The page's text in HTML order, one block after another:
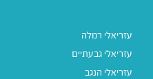
עזריאלי רמלה
עזריאלי גבעתיים
עזריאלי הנגב